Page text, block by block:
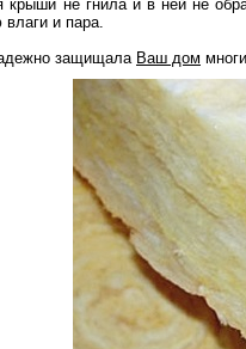
не гнила и в ней не
и пара.
защищала Ваш дом